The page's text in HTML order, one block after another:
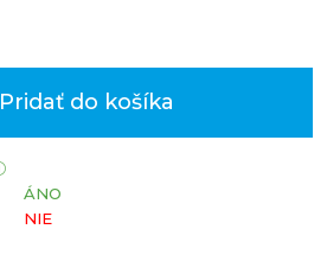
Pridať do košíka
ÁNO
NIE